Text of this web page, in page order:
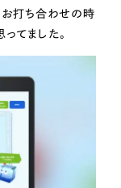
お打ち合わせの時
てました。